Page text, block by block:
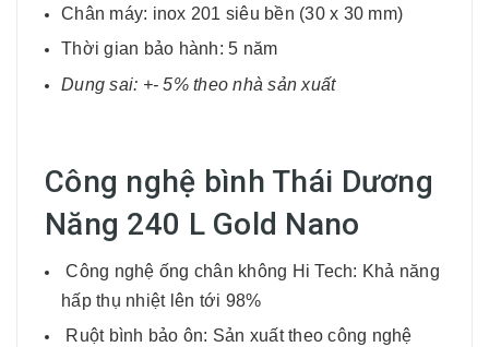
Chân máy: inox 201 siêu bền (30 x 30 mm)
Thời gian bảo hành: 5 năm
Dung sai: +- 5% theo nhà sản xuất
Công nghệ bình Thái Dương
Năng 240 L Gold Nano
Công nghệ ống chân không Hi Tech: Khả năng
hấp thụ nhiệt lên tới 98%
Ruột bình bảo ôn: Sản xuất theo công nghệ